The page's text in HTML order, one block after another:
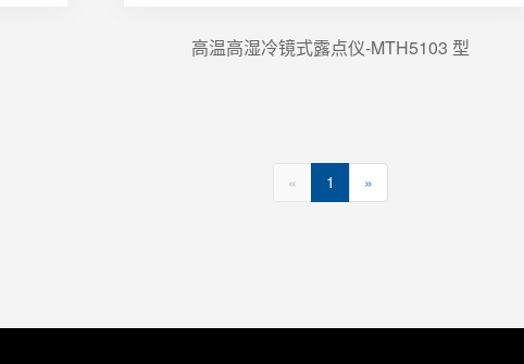
高温高湿冷镜式露点仪-MTH5103 型
« 1 »